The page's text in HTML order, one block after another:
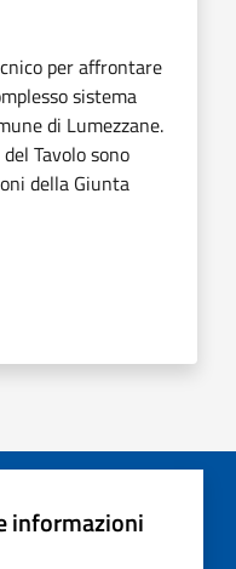
per affrontare
sistema
di Lumezzane.
Tavolo sono
della Giunta
informazioni